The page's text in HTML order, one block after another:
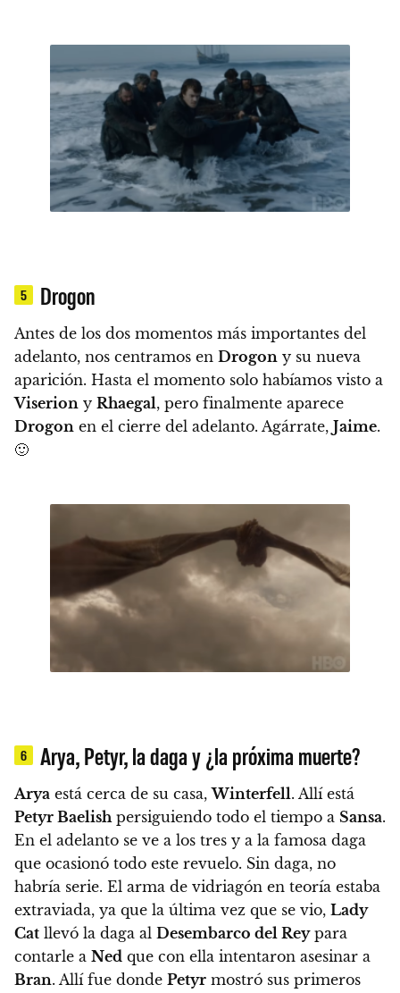
5 Drogon
Antes de los dos momentos más importantes del
adelanto, nos centramos en Drogon y su nueva
aparición. Hasta el momento solo habíamos visto a
Viserion y Rhaegal, pero finalmente aparece
Drogon en el cierre del adelanto. Agárrate, Jaime.
🙂
6 Arya, Petyr, la daga y ¿la próxima muerte?
Arya está cerca de su casa,Winterfell. Allí está
Petyr Baelishpersiguiendo todo el tiempo a Sansa.
En el adelanto se ve a los tres y a la famosa daga
que ocasionó todo este revuelo. Sin daga, no
habría serie. El arma de vidriagón en teoría estaba
extraviada, ya que la última vez que se vio, Lady
Cat llevó la daga al Desembarco del Reypara
contarle a Ned que con ella intentaron asesinar a
Bran. Allí fue donde Petyr mostró sus primeros